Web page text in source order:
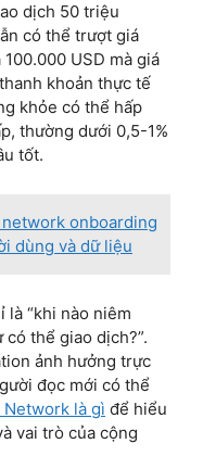
dịch 50 triệu
có thể trượt giá
USD mà giá
khoản thực tế
khỏe có thể hấp
thường dưới 0,5-1%
tốt.
onboarding
dùng và dữ liệu
là “khi nào niêm
có thể giao dịch?”.
ảnh hưởng trực
đọc mới có thể
Network là gì để hiểu
vai trò của cộng